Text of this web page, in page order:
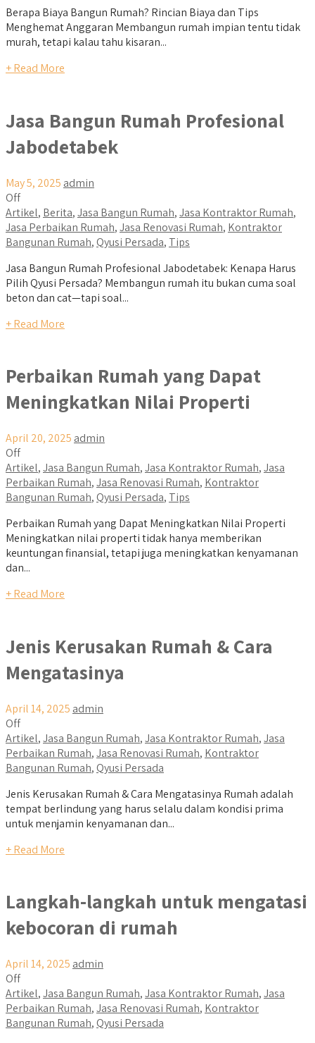
Berapa Biaya Bangun Rumah? Rincian Biaya dan Tips
Menghemat Anggaran Membangun rumah impian tentu tidak
murah, tetapi kalau tahu kisaran...
+ Read More
Jasa Bangun Rumah Profesional
Jabodetabek
May 5, 2025 admin
Off
Artikel, Berita,Jasa Bangun Rumah,Jasa Kontraktor Rumah,
Jasa Perbaikan Rumah,Jasa Renovasi Rumah, Kontraktor
Bangunan Rumah,Qyusi Persada, Tips
Jasa Bangun Rumah Profesional Jabodetabek: Kenapa Harus
Pilih Qyusi Persada? Membangun rumah itu bukan cuma soal
beton dan cat—tapi soal...
+ Read More
Perbaikan Rumah yang Dapat
Meningkatkan Nilai Properti
April 20, 2025 admin
Off
Artikel,Jasa Bangun Rumah,Jasa Kontraktor Rumah,Jasa
Perbaikan Rumah,Jasa Renovasi Rumah, Kontraktor
Bangunan Rumah,Qyusi Persada, Tips
Perbaikan Rumah yang Dapat Meningkatkan Nilai Properti
Meningkatkan nilai properti tidak hanya memberikan
keuntungan finansial, tetapi juga meningkatkan kenyamanan
dan...
+ Read More
Jenis Kerusakan Rumah & Cara
Mengatasinya
April 14, 2025 admin
Off
Artikel,Jasa Bangun Rumah,Jasa Kontraktor Rumah,Jasa
Perbaikan Rumah,Jasa Renovasi Rumah, Kontraktor
Bangunan Rumah,Qyusi Persada
Jenis Kerusakan Rumah & Cara Mengatasinya Rumah adalah
tempat berlindung yang harus selalu dalam kondisi prima
untuk menjamin kenyamanan dan...
+ Read More
Langkah-langkah untuk mengatasi
kebocoran di rumah
April 14, 2025 admin
Off
Artikel,Jasa Bangun Rumah,Jasa Kontraktor Rumah,Jasa
Perbaikan Rumah,Jasa Renovasi Rumah, Kontraktor
Bangunan Rumah,Qyusi Persada